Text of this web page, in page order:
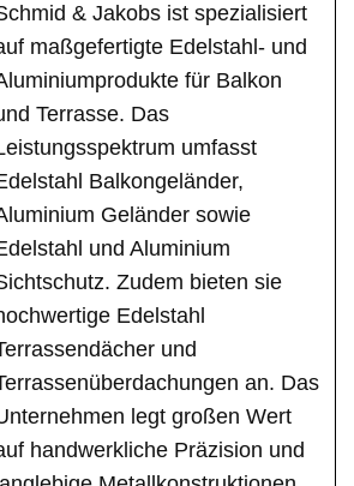
& Jakobs ist spezialisiert
maßgefertigte Edelstahl- und
für Balkon
Terrasse. Das
umfasst
Balkongeländer,
Geländer sowie
und Aluminium
Zudem bieten sie
Edelstahl
und
an. Das
legt großen Wert
handwerkliche Präzision und